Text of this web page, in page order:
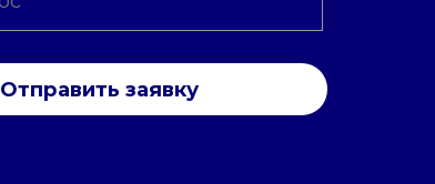
Отправить заявку